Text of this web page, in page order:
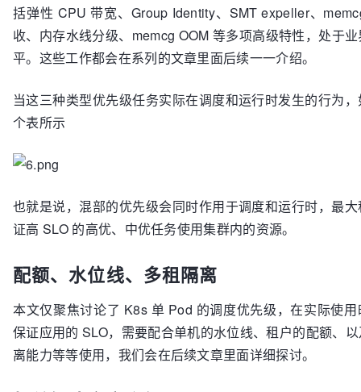
括弹性 CPU 带宽、Group Identity、SMT expeller、
收、内存水线分级、memcg OOM 等多项高级特性，处于
平。这些工作都会在系列的文章里面后续一一介绍。
当这三种类型优先级任务实际在调度和运行时发生的行为
个表所示
也就是说，混部的优先级会同时作用于调度和运行时，最
证高 SLO 的高优、中优任务使用集群内的资源。
配额、水位线、多租隔离
本文仅聚焦讨论了 K8s 单 Pod 的调度优先级，在实际使
保证应用的 SLO，需要配合单机的水位线、租户的配额、
离能力等等使用，我们会在后续文章里面详细探讨。